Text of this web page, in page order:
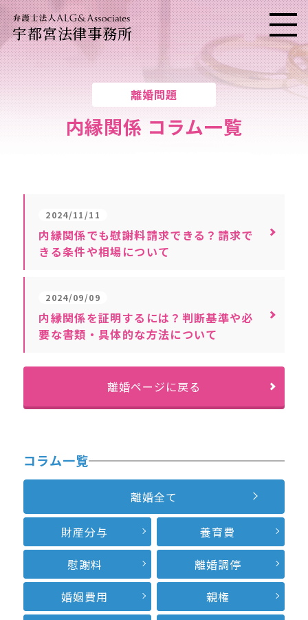
宇都宮法律事務所 メニ
離婚問題
内縁関係 コラム一覧
2024/11/11
内縁関係でも慰謝料請求できる？請求で
きる条件や相場について
2024/09/09
内縁関係を証明するには？判断基準や必
要な書類・具体的な方法について
離婚ページに戻る
コラム一覧
離婚全て
財産分与
養育費
慰謝料
離婚調停
婚姻費用
親権